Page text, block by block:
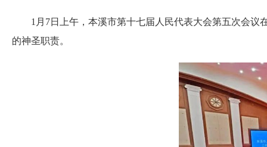
1月7日上午，本溪市第十七届人民代表大会第五次会议
的神圣职责。